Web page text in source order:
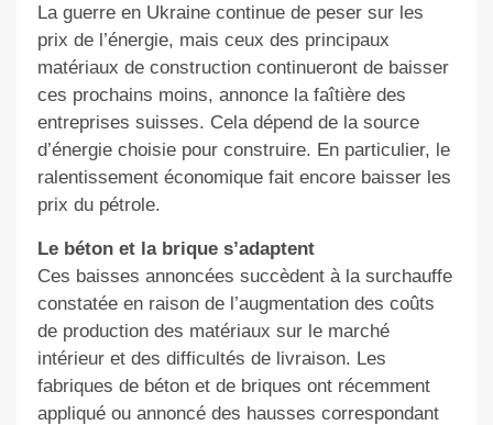
La guerre en Ukraine continue de peser sur les
prix de l’énergie, mais ceux des principaux
matériaux de construction continueront de baisser
ces prochains moins, annonce la faîtière des
entreprises suisses. Cela dépend de la source
d’énergie choisie pour construire. En particulier, le
ralentissement économique fait encore baisser les
prix du pétrole.
Le béton et la brique s’adaptent
Ces baisses annoncées succèdent à la surchauffe
constatée en raison de l’augmentation des coûts
de production des matériaux sur le marché
intérieur et des difficultés de livraison. Les
fabriques de béton et de briques ont récemment
appliqué ou annoncé des hausses correspondant